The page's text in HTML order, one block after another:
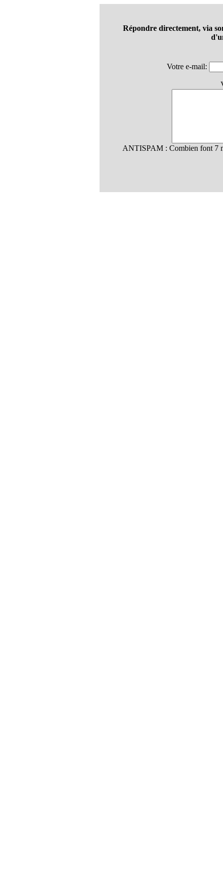
Répondre directement, via
Votre e-mail:
ANTISPAM : Combien font 7